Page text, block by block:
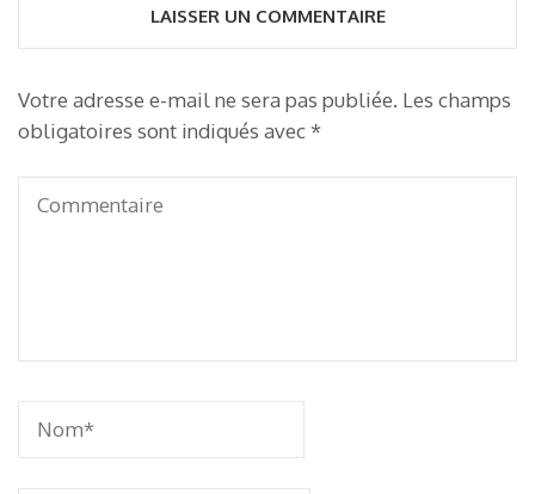
LAISSER UN COMMENTAIRE
Votre adresse e-mail ne sera pas publiée. Les champs
obligatoires sont indiqués avec *